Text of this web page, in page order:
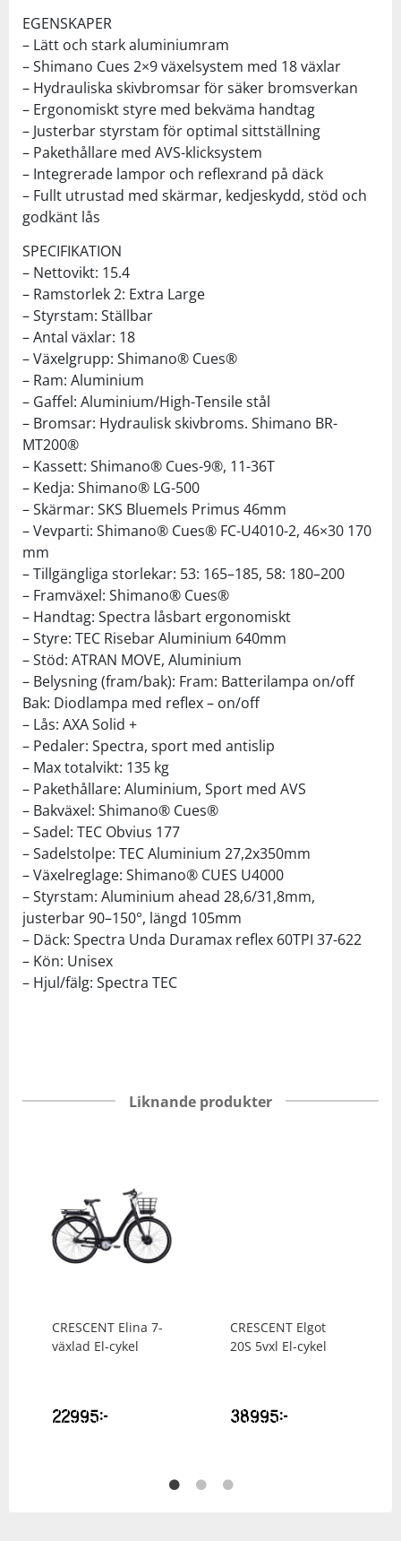
EGENSKAPER
– Lätt och stark aluminiumram
– Shimano Cues 2×9 växelsystem med 18 växlar
– Hydrauliska skivbromsar för säker bromsverkan
– Ergonomiskt styre med bekväma handtag
– Justerbar styrstam för optimal sittställning
– Pakethållare med AVS-klicksystem
– Integrerade lampor och reflexrand på däck
– Fullt utrustad med skärmar, kedjeskydd, stöd och
godkänt lås
SPECIFIKATION
– Nettovikt: 15.4
– Ramstorlek 2: Extra Large
– Styrstam: Ställbar
– Antal växlar: 18
– Växelgrupp: Shimano® Cues®
– Ram: Aluminium
– Gaffel: Aluminium/High-Tensile stål
– Bromsar: Hydraulisk skivbroms. Shimano BR-
MT200®
– Kassett: Shimano® Cues-9®, 11-36T
– Kedja: Shimano® LG-500
– Skärmar: SKS Bluemels Primus 46mm
– Vevparti: Shimano® Cues® FC-U4010-2, 46×30 170
mm
– Tillgängliga storlekar: 53: 165–185, 58: 180–200
– Framväxel: Shimano® Cues®
– Handtag: Spectra låsbart ergonomiskt
– Styre: TEC Risebar Aluminium 640mm
– Stöd: ATRAN MOVE, Aluminium
– Belysning (fram/bak): Fram: Batterilampa on/off
Bak: Diodlampa med reflex – on/off
– Lås: AXA Solid +
– Pedaler: Spectra, sport med antislip
– Max totalvikt: 135 kg
– Pakethållare: Aluminium, Sport med AVS
– Bakväxel: Shimano® Cues®
– Sadel: TEC Obvius 177
– Sadelstolpe: TEC Aluminium 27,2x350mm
– Växelreglage: Shimano® CUES U4000
– Styrstam: Aluminium ahead 28,6/31,8mm,
justerbar 90–150°, längd 105mm
– Däck: Spectra Unda Duramax reflex 60TPI 37-622
– Kön: Unisex
– Hjul/fälg: Spectra TEC
Liknande produkter
CRESCENT Elina 7-
växlad El-cykel
22995kr
CRESCENT Elgot
20S 5vxl El-cykel
38995kr